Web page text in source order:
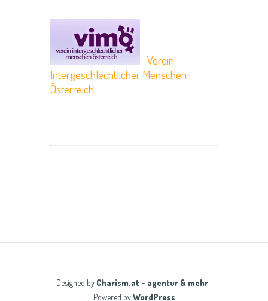
Verein
Intergeschlechtlicher Menschen
Österreich
Designed by Charism.at - agentur & mehr |
Powered byWordPress